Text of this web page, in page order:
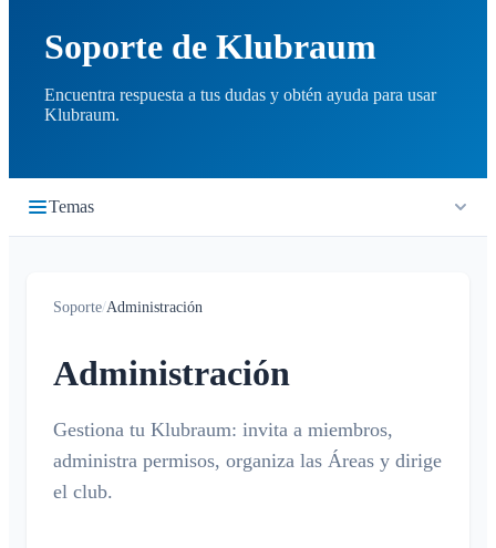
Soporte de Klubraum
Encuentra respuesta a tus dudas y obtén ayuda para usar
Klubraum.
Temas
Unirse a un Klubraum
Nuevo Klubraum
Consejos para usar la app
Consejos para la introducción
¿Qué es la cronología?
Calendario
¿Qué es el calendario?
Crear / cancelar / editar eventos
Confirmar / declinar
Conversaciones
¿Qué es una conversación?
Notificaciones
Soporte/Administración
Administración
Gestiona tu Klubraum: invita a miembros,
administra permisos, organiza las Áreas y dirige
el club.